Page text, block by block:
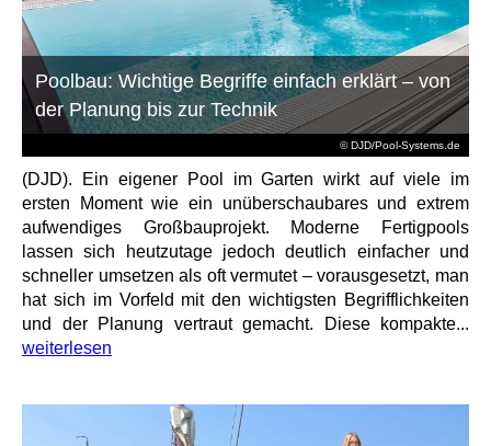
© DJD/Pool-Systems.de
Poolbau: Wichtige Begriffe einfach erklärt – von
der Planung bis zur Technik
(DJD). Ein eigener Pool im Garten wirkt auf viele im
ersten Moment wie ein unüberschaubares und extrem
aufwendiges Großbauprojekt. Moderne Fertigpools
lassen sich heutzutage jedoch deutlich einfacher und
schneller umsetzen als oft vermutet – vorausgesetzt, man
hat sich im Vorfeld mit den wichtigsten Begrifflichkeiten
und der Planung vertraut gemacht. Diese kompakte...
weiterlesen